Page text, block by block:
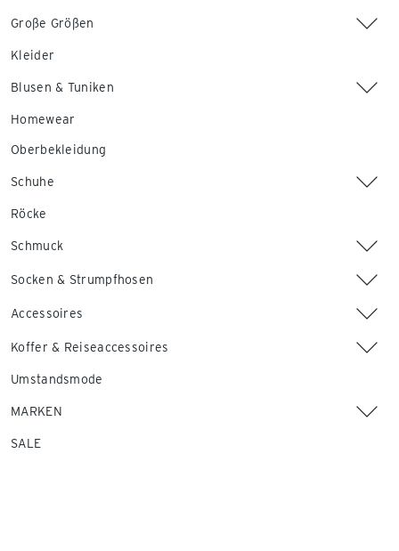
Große Größen
Kleider
Blusen & Tuniken
Homewear
Oberbekleidung
Schuhe
Röcke
Schmuck
Socken & Strumpfhosen
Accessoires
Koffer & Reiseaccessoires
Umstandsmode
MARKEN
SALE